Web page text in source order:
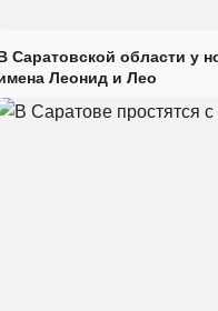
Саратовской области у
Леонид и Лео